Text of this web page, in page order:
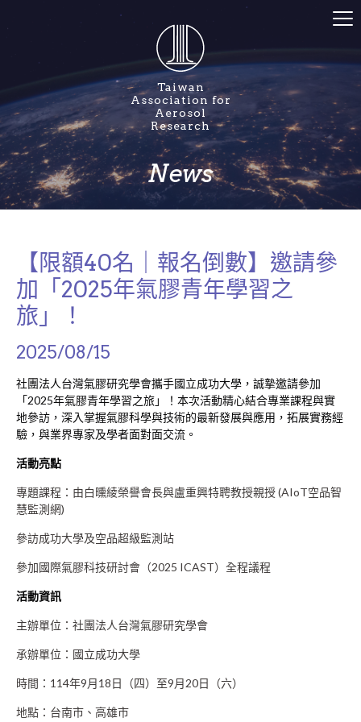
Taiwan
Association for
Aerosol
Research
News
【限額40名｜報名倒數】邀請參
加「2025年氣膠青年學習之
旅」！
2025/08/15
社團法人台灣氣膠研究學會攜手國立成功大學，誠摯邀請參加
「2025年氣膠青年學習之旅」！本次活動精心結合專業課程與實
地參訪，深入掌握氣膠科學與技術的最新發展與應用，拓展實務經
驗，與業界專家及學者面對面交流。
活動亮點
專題課程：由白曛綾榮譽會長與盧重興特聘教授親授 (AIoT空品智
慧監測網)
參訪成功大學及空品超級監測站
參加國際氣膠科技研討會（2025 ICAST）全程議程
活動資訊
主辦單位：社團法人台灣氣膠研究學會
承辦單位：國立成功大學
時間：114年9月18日（四）至9月20日（六）
地點：台南市、高雄市